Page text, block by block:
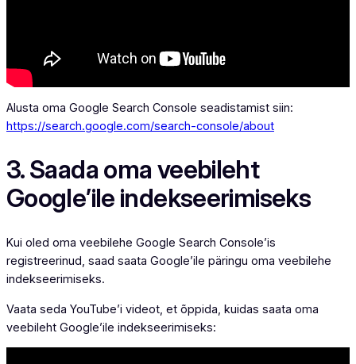
Alusta oma Google Search Console seadistamist siin:
https://search.google.com/search-console/about
3. Saada oma veebileht
Google’ile indekseerimiseks
Kui oled oma veebilehe Google Search Console’is
registreerinud, saad saata Google’ile päringu oma veebilehe
indekseerimiseks.
Vaata seda YouTube’i videot, et õppida, kuidas saata oma
veebileht Google’ile indekseerimiseks: